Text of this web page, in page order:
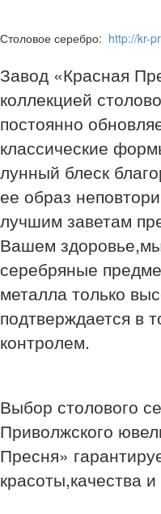
Столовое серебро: http://kr-
Завод «Красная
коллекцией
постоянно
классические
лунный блеск
ее образ
лучшим заветам
Вашем
серебряные
металла только
подтверждается в
контролем.
Выбор столового
Приволжского
Пресня»
красоты,качества